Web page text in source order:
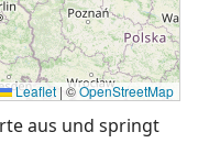
Leaflet | ©OpenStreetMap
aus und springt